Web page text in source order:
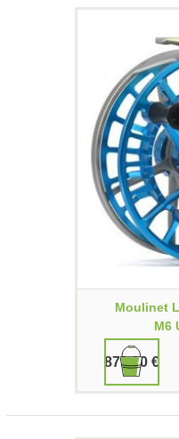
Moulinet
M6
879,90 €